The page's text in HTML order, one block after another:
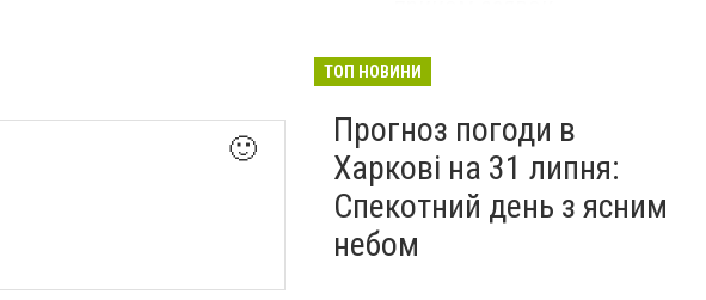
🙂
Перевищення швидкості й
що найчастіше стаються
ДТП на Харківщині
14:48
ТОП НОВИНИ
Прогноз погоди в
Харкові на 31 липня:
Спекотний день з ясним
небом